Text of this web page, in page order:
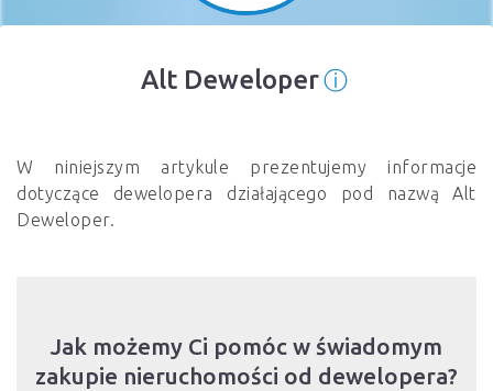
Alt DeweloperⓘInformacja o
W niniejszym artykule prezentujemy informacje
dotyczące dewelopera działającego pod nazwą Alt
Deweloper.
Jak możemy Ci pomóc w świadomym
zakupie nieruchomości od dewelopera?